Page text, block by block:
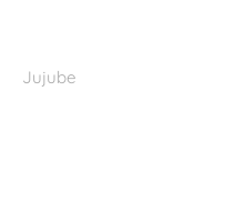
Jujube